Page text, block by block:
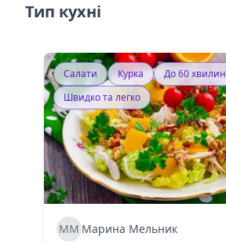
Тип кухні
Салати Курка
До 60 хвилин
Швидко та легко
ММ Марина Мельник